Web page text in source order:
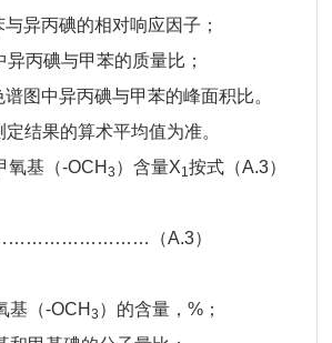
异丙碘的相对响应因子；
丙碘与甲苯的质量比；
图中异丙碘与甲苯的峰面积比。
结果的算术平均值为准。
基（-OCH3 ）含量X1按式（A.3）
（A.3）
基（-OCH3 ）的含量，%；